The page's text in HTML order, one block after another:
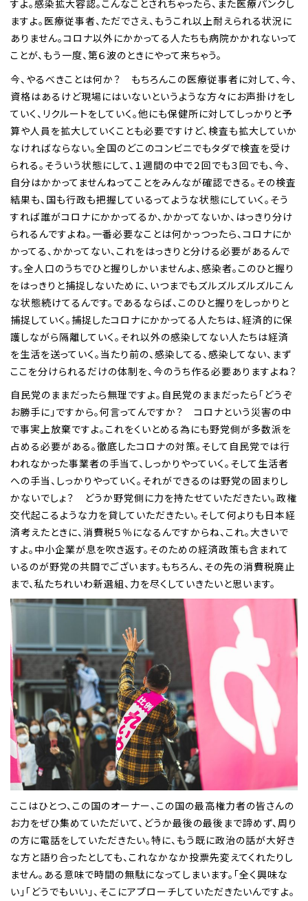
すよ。感染拡大容認。こんなことされちゃったら、また医療パンクし
ますよ。医療従事者、ただでさえ、もうこれ以上耐えられる状況に
ありません。コロナ以外にかかってる人たちも病院かかれないって
ことが、もう一度、第６波のときにやって来ちゃう。
今、やるべきことは何か？ もちろんこの医療従事者に対して、今、
資格はあるけど現場にはいないというような方々にお声掛けをし
ていく、リクルートをしていく。他にも保健所に対してしっかりと予
算や人員を拡大していくことも必要ですけど、検査も拡大していか
なければならない。全国のどこのコンビニでもタダで検査を受け
られる。そういう状態にして、１週間の中で２回でも３回でも、今、
自分はかかってませんねってことをみんなが確認できる。その検査
結果も、国も行政も把握しているってような状態にしていく。そう
すれば誰がコロナにかかってるか、かかってないか、はっきり分け
られるんですよね。一番必要なことは何かっつったら、コロナにか
かってる、かかってない、これをはっきりと分ける必要があるんで
す。全人口のうちでひと握りしかいませんよ、感染者。このひと握り
をはっきりと捕捉しないために、いつまでもズルズルズルズルこん
な状態続けてるんです。であるならば、このひと握りをしっかりと
捕捉していく。捕捉したコロナにかかってる人たちは、経済的に保
護しながら隔離していく。それ以外の感染してない人たちは経済
を生活を送っていく。当たり前の、感染してる、感染してない、まず
ここを分けられるだけの体制を、今のうち作る必要ありますよね？
自民党のままだったら無理ですよ。自民党のままだったら「どうぞ
お勝手に」ですから。何言ってんですか？ コロナという災害の中
で事実上放棄ですよ。これをくいとめる為にも野党側が多数派を
占める必要がある。徹底したコロナの対策。そして自民党では行
われなかった事業者の手当て、しっかりやっていく。そして生活者
への手当、しっかりやっていく。それができるのは野党の固まりし
かないでしょ？ どうか野党側に力を持たせていただきたい。政権
交代起こるような力を貸していただきたい。そして何よりも日本経
済考えたときに、消費税５％になるんですからね、これ。大きいで
すよ。中小企業が息を吹き返す。そのための経済政策も含まれて
いるのが野党の共闘でございます。もちろん、その先の消費税廃止
まで、私たちれいわ新選組、力を尽くしていきたいと思います。
ここはひとつ、この国のオーナー、この国の最高権力者の皆さんの
お力をぜひ集めていただいて、どうか最後の最後まで諦めず、周り
の方に電話をしていただきたい。特に、もう既に政治の話が大好き
な方と語り合ったとしても、これなかなか投票先変えてくれたりし
ません。ある意味で時間の無駄になってしまいます。「全く興味な
い」「どうでもいい」、そこにアプローチしていただきたいんですよ。